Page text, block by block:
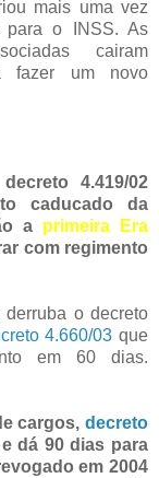
mais uma vez
para o INSS. As
cairam
fazer um novo
4.419/02
caducado da
a primeira Era
com regimento
o decreto
4.660/03 que
em 60 dias.
cargos, decreto
dá 90 dias para
em 2004